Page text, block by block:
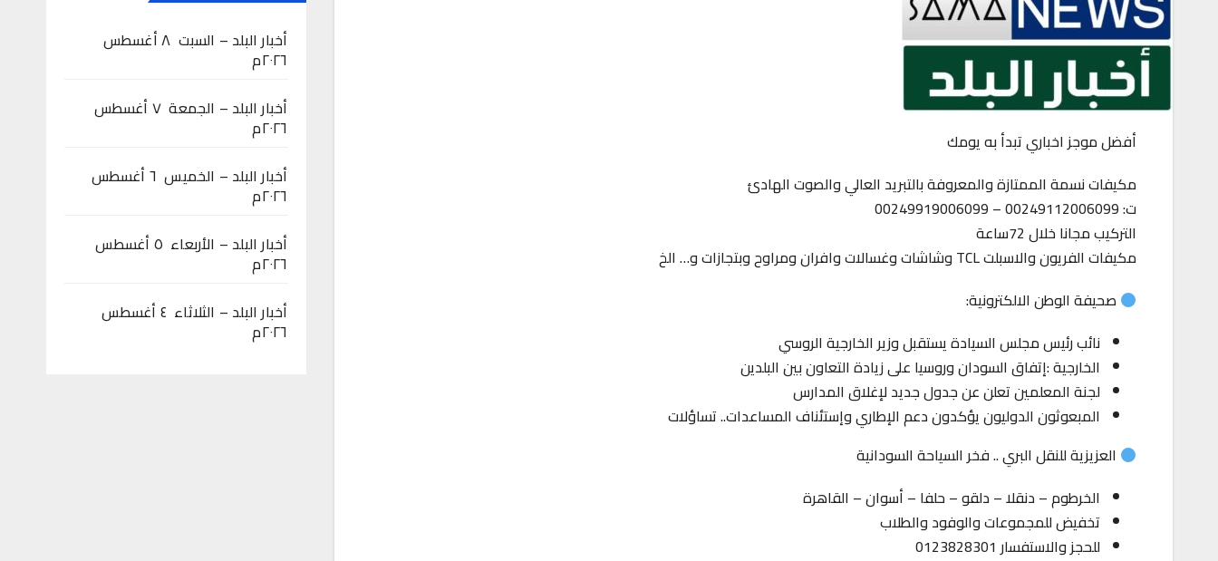
أفضل موجز اخباري تبدأ به يومك
مكيفات نسمة الممتازة والمعروفة بالتبريد العالي والصوت الهادئ
ت: 00249112006099 – 00249919006099
التركيب مجانا خلال 72ساعة
مكيفات الفريون والاسبلت TCL وشاشات وغسالات وافران ومراوح وبتجازات و… الخ
صحيفة الوطن الالكترونية:
نائب رئيس مجلس السيادة يستقبل وزير الخارجية الروسي
الخارجية :إتفاق السودان وروسيا على زيادة التعاون بين البلدين
لجنة المعلمين تعلن عن جدول جديد لإغلاق المدارس
المبعوثون الدوليون يؤكدون دعم الإطاري وإستئناف المساعدات.. تساؤلات
العزيزية للنقل البري .. فخر السياحة السودانية
الخرطوم – دنقلا – دلقو – حلفا – أسوان – القاهرة
تخفيض للمجموعات والوفود والطلاب
للحجز والاستفسار 0123828301
أخبار البلد – السبت ٨ أغسطس
٢٠٢٦م
أخبار البلد – الجمعة ٧ أغسطس
٢٠٢٦م
أخبار البلد – الخميس ٦ أغسطس
٢٠٢٦م
أخبار البلد – الأربعاء ٥ أغسطس
٢٠٢٦م
أخبار البلد – الثلاثاء ٤ أغسطس
٢٠٢٦م